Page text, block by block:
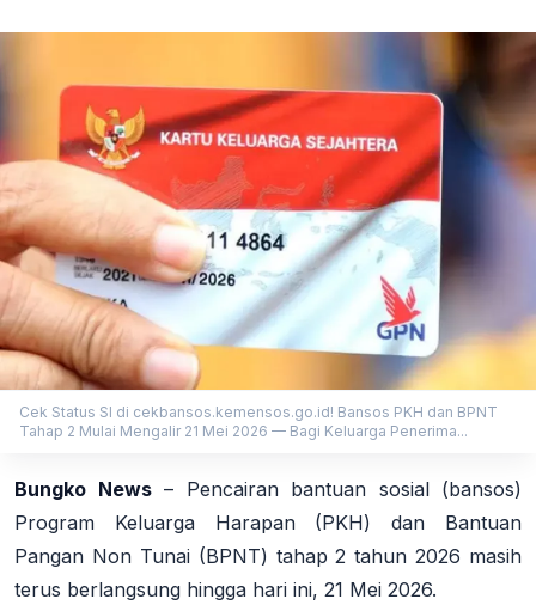
Cek Status SI di cekbansos.kemensos.go.id! Bansos PKH dan BPNT
Tahap 2 Mulai Mengalir 21 Mei 2026 — Bagi Keluarga Penerima...
Bungko News– Pencairan bantuan sosial (bansos)
Program Keluarga Harapan (PKH) dan Bantuan
Pangan Non Tunai (BPNT) tahap 2 tahun 2026 masih
terus berlangsung hingga hari ini, 21 Mei 2026.